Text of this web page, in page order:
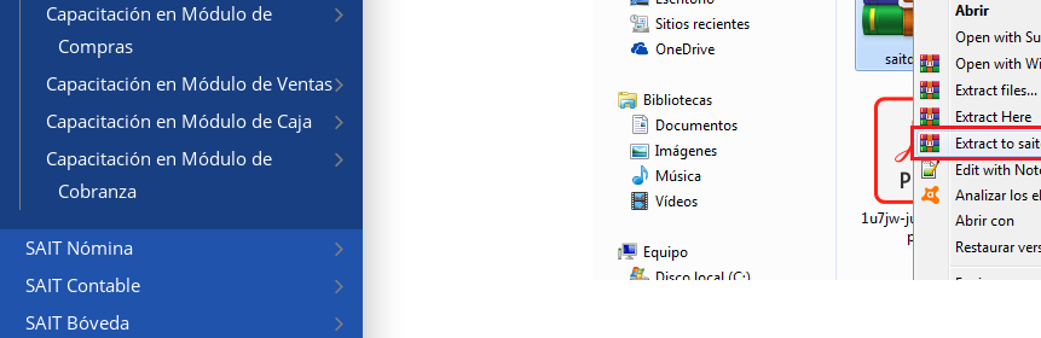
Capacitación en Módulo de
Compras
Capacitación en Módulo de Ventas
Capacitación en Módulo de Caja
Capacitación en Módulo de
Cobranza
SAIT Nómina
SAIT Contable
SAIT Bóveda